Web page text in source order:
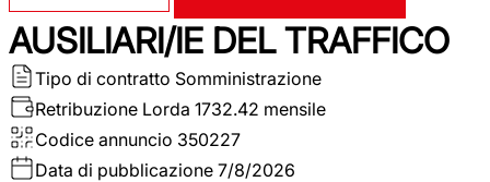
AUSILIARI/IE DEL TRAFFICO
Tipo di contratto Somministrazione
Retribuzione Lorda 1732.42 mensile
Codice annuncio 350227
Data di pubblicazione 7/8/2026